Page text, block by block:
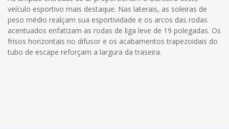
veículo esportivo mais destaque. Nas laterais, as soleiras de
peso médio realçam sua esportividade e os arcos das rodas
acentuados enfatizam as rodas de liga leve de 19 polegadas. Os
frisos horizontais no difusor e os acabamentos trapezoidais do
tubo de escape reforçam a largura da traseira.